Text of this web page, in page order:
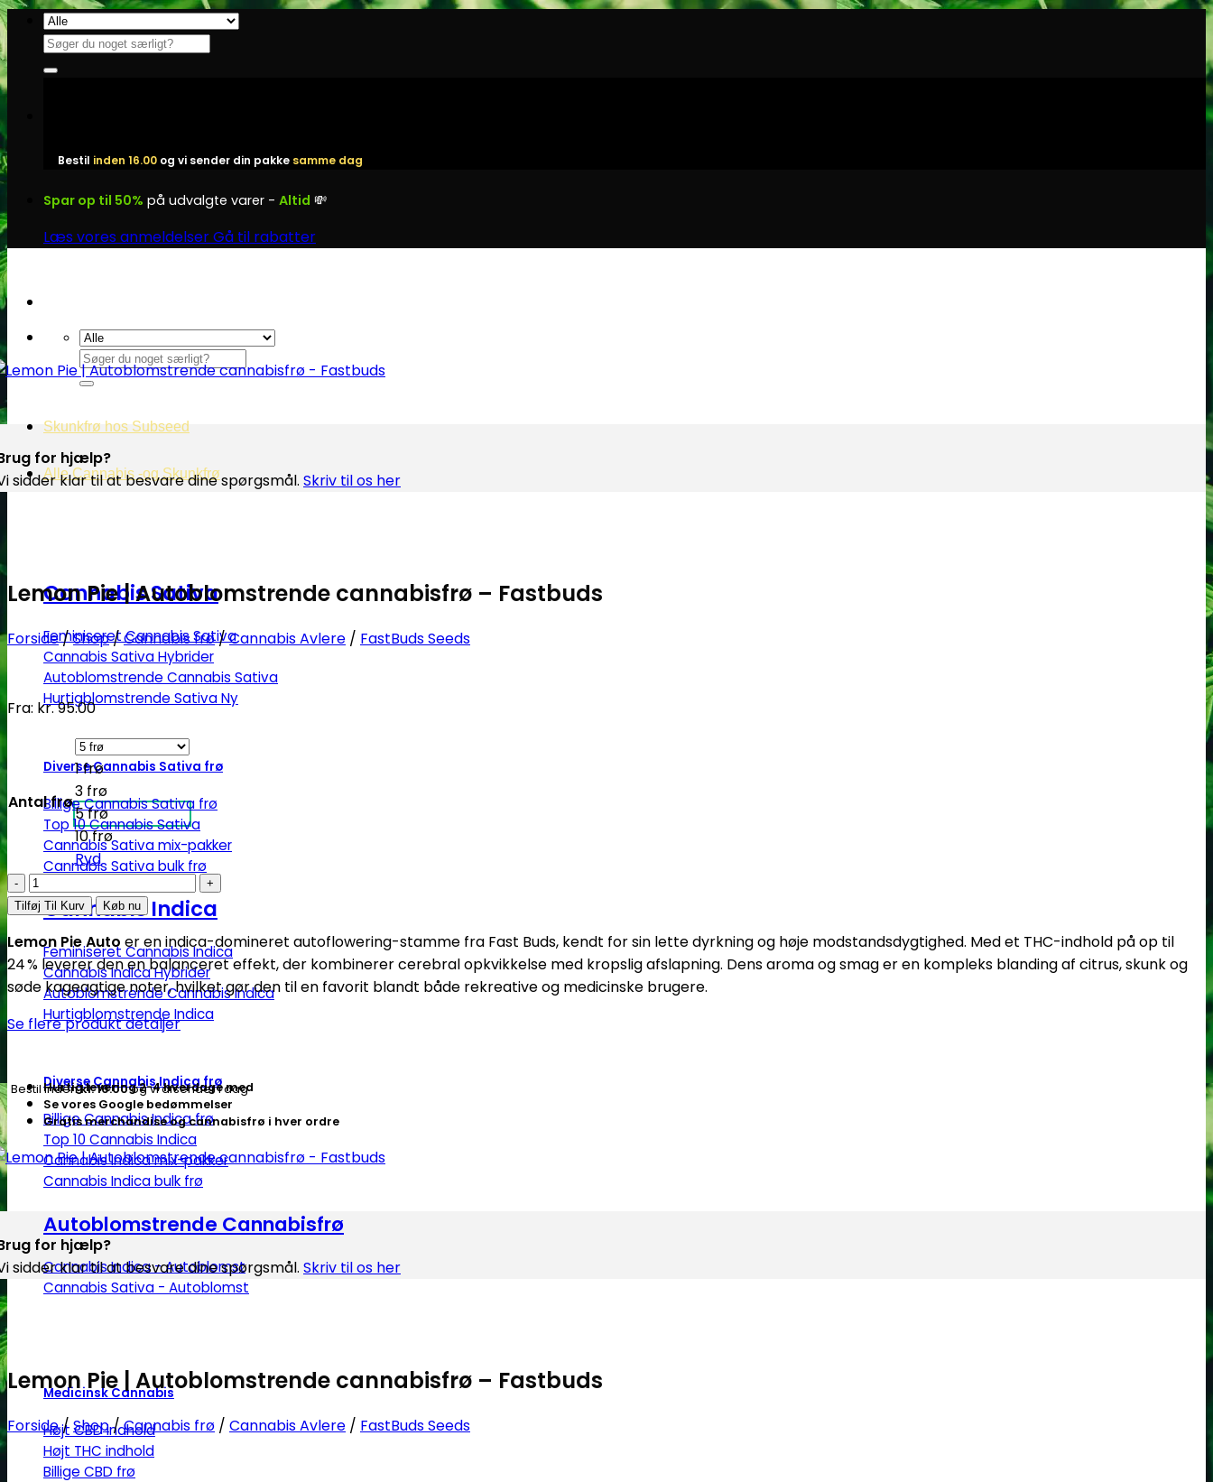
Fortsæt
indhold
Søg
efter:
Bestil inden 16.00 og vi sender din pakke samme dag
Spar op til 50% på udvalgte varer - Altid 💸
Læs vores anmeldelserGå til rabatter
Søg
efter:
Skunkfrø hos Subseed
Alle Cannabis -og Skunkfrø
Cannabis Sativa
Feminiseret Cannabis Sativa
Cannabis Sativa Hybrider
Autoblomstrende Cannabis Sativa
Hurtigblomstrende Sativa
Diverse Cannabis Sativa frø
Billige Cannabis Sativa frø
Top 10 Cannabis Sativa
Cannabis Sativa mix-pakker
Cannabis Sativa bulk frø
Cannabis Indica
Feminiseret Cannabis Indica
Cannabis Indica Hybrider
Autoblomstrende Cannabis Indica
Hurtigblomstrende Indica
Diverse Cannabis Indica frø
Billige Cannabis Indica frø
Top 10 Cannabis Indica
Cannabis Indica mix-pakker
Cannabis Indica bulk frø
Autoblomstrende Cannabisfrø
Cannabis Indica - Autoblomst
Cannabis Sativa - Autoblomst
Medicinsk Cannabis
Højt CBD indhold
Højt THC indhold
Billige CBD frø
for hjælp?
sidder klar til at besvare dine spørgsmål. Skriv til os her
Lemon Pie | Autoblomstrende cannabisfrø – Fastbuds
Forside/Shop/Cannabis frø/Cannabis Avlere / FastBuds Seeds
Fra: kr.95.00
Antal frø
1 frø
3 frø
5 frø
10 frø
Ryd
Lemon
Pie
Autoblomstrende
cannabisfrø
-
Fastbuds
Tilføj Til Kurv Køb nu
Lemon Pie Auto er en indica-domineret autoflowering-stamme fra Fast Buds, kendt for sin lette dyrkning og høje modstandsdygtighed. Med et THC-indhold på op til
24 % leverer den en balanceret effekt, der kombinerer cerebral opkvikkelse med kropslig afslapning. Dens aroma og smag er en kompleks blanding af citrus, skunk og
søde kageagtige noter, hvilket gør den til en favorit blandt både rekreative og medicinske brugere.
Se flere produkt detaljer
Bestil indenkl. 16.00og vi afsender i dag
Hurtig levering 2-4 hverdage med
Se vores Google bedømmelser
Gratis merchandise og cannabisfrø i hver ordre
for hjælp?
sidder klar til at besvare dine spørgsmål. Skriv til os her
Lemon Pie | Autoblomstrende cannabisfrø – Fastbuds
Forside/Shop/Cannabis frø / Cannabis Avlere / FastBuds Seeds